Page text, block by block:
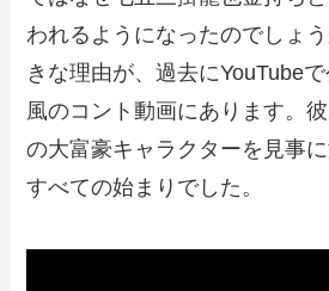
われるようになったのでしょ
きな理由が、過去にYouTube
風のコント動画にあります。
の大富豪キャラクターを見事
すべての始まりでした。​